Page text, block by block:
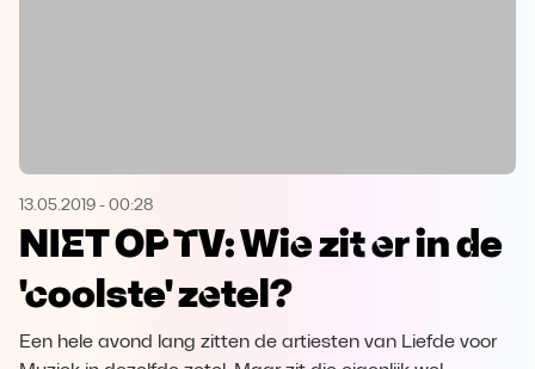
Microsoft Edge Download
Opera
13.05.2019 - 00:28
NIET OP TV: Wie zit er in de
'coolste' zetel?
Een hele avond lang zitten de artiesten van Liefde voor